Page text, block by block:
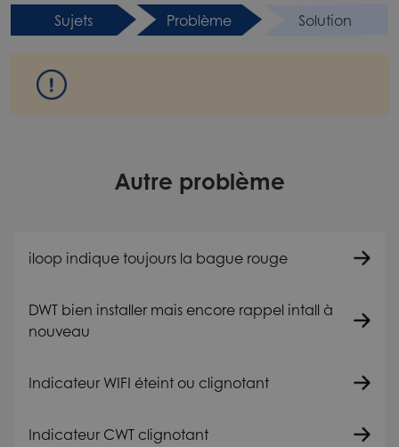
Sujets Problème Solution
Autre problème
iloop indique toujours la bague rouge
DWT bien installer mais encore rappel intall à
nouveau
Indicateur WIFI éteint ou clignotant
Indicateur CWT clignotant